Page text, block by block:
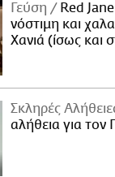
Γεύση
Red
νόστιμη και
Χανιά (ίσως και
Σκληρές
αλήθεια για